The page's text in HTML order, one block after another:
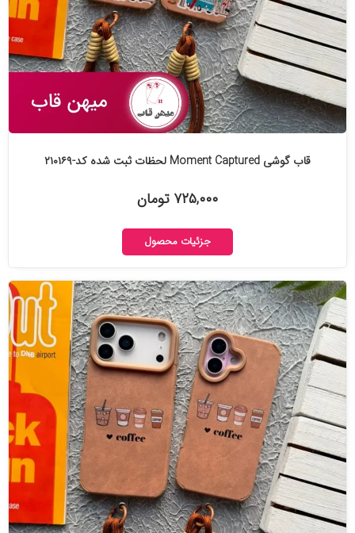
قاب گوشی Moment Captured لحظات ثبت شده کد-۲۱۰۱۶۹
۷۲۵,۰۰۰ تومان
جزئیات محصول